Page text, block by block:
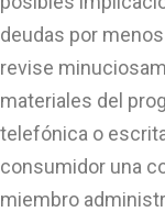
deudas por
revise
materiales del
telefónica o
consumidor una
miembro